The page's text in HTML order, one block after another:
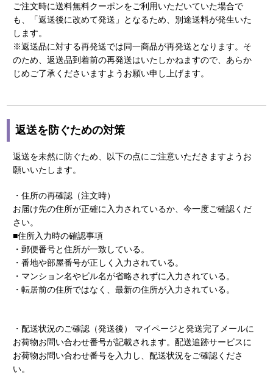
ご注文時に送料無料クーポンをご利用いただいていた場合で
も、「返送後に改めて発送」となるため、別途送料が発生いた
します。
※返送品に対する再発送では同一商品が再発送となります。そ
のため、返送品到着前の再発送はいたしかねますので、あらか
じめご了承くださいますようお願い申し上げます。
返送を防ぐための対策
返送を未然に防ぐため、以下の点にご注意いただきますようお
願いいたします。
・住所の再確認（注文時）
お届け先の住所が正確に入力されているか、今一度ご確認くだ
さい。
■住所入力時の確認事項
・郵便番号と住所が一致している。
・番地や部屋番号が正しく入力されている。
・マンション名やビル名が省略されずに入力されている。
・転居前の住所ではなく、最新の住所が入力されている。
・配送状況のご確認（発送後） マイページと発送完了メールに
お荷物お問い合わせ番号が記載されます。配送追跡サービスに
お荷物お問い合わせ番号を入力し、配送状況をご確認くださ
い。